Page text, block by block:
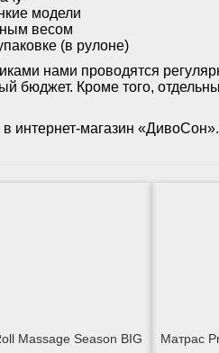
модели
весом
(в рулоне)
нами проводятся
бюджет. Кроме того,
интернет-магазин
Massage Season BIG Матрас